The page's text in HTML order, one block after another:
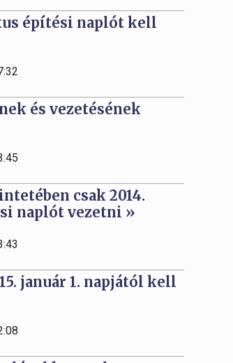
építési naplót kell
és vezetésének
csak 2014.
naplót vezetni »
január 1. napjától kell